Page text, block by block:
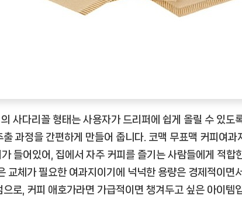
사다리꼴 형태는 사용자가 드리퍼에 쉽게 올릴 수 있도
출 과정을 간편하게 만들어 줍니다. 코맥 무표맥 커피여
들어있어, 집에서 자주 커피를 즐기는 사람들에게 적합
교체가 필요한 여과지이기에 넉넉한 용량은 경제적이면
으로, 커피 애호가라면 가급적이면 챙겨두고 싶은 아이템